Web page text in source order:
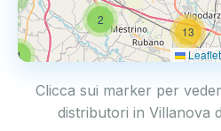
4
2
13
Leaflet
Clicca sui marker per
distributori in Villanova